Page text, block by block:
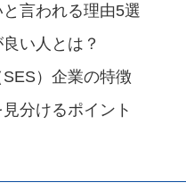
言われる理由5選
い人とは？
）企業の特徴
分けるポイント